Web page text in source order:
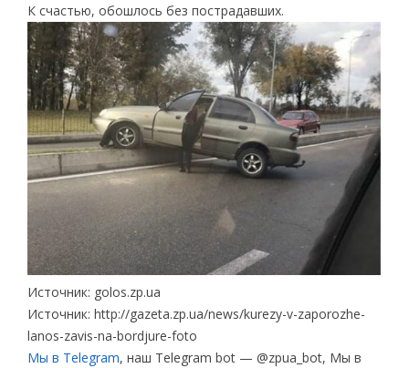
К счастью, обошлось без пострадавших.
Источник: golos.zp.ua
Источник: http://gazeta.zp.ua/news/kurezy-v-zaporozhe-
lanos-zavis-na-bordjure-foto
Мы в Telegram, наш Telegram bot — @zpua_bot, Мы в